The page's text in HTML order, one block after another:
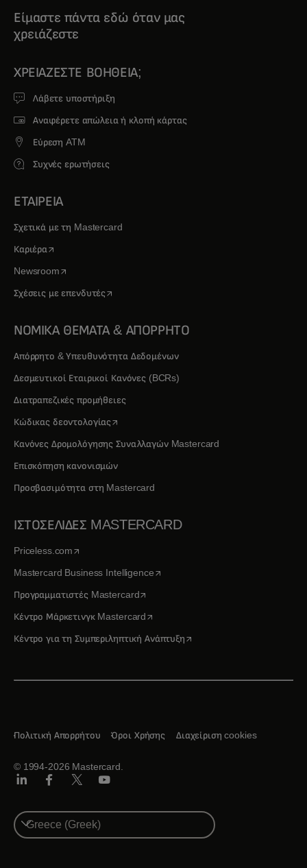
Είμαστε πάντα εδώ όταν μας
χρειάζεστε
ΧΡΕΙΆΖΕΣΤΕ ΒΟΉΘΕΙΑ;
Λάβετε υποστήριξη
Αναφέρετε απώλεια ή κλοπή κάρτας
Εύρεση ATM
Συχνές ερωτήσεις
ΕΤΑΙΡΕΙΑ
Σχετικά με τη Mastercard
Καριέραopens in a new tab
Newsroomopens in a new tab
Σχέσεις με επενδυτέςopens in a new tab
ΝΟΜΙΚΑ ΘΕΜΑΤΑ & ΑΠΟΡΡΗΤΟ
Απόρρητο & Υπευθυνότητα Δεδομένων
Δεσμευτικοί Εταιρικοί Κανόνες (BCRs)
Διατραπεζικές προμήθειες
Κώδικας δεοντολογίαςopens in a new tab
Κανόνες Δρομολόγησης Συναλλαγών Mastercard
Επισκόπηση κανονισμών
Προσβασιμότητα στη Mastercard
ΙΣΤΟΣΕΛΙΔΕΣ MASTERCARD
Priceless.comopens in a new tab
Mastercard Business Intelligenceopens in a new tab
Προγραμματιστές Mastercardopens in a new tab
Κέντρο Μάρκετινγκ Mastercardopens in a new tab
Κέντρο για τη Συμπεριληπτική Ανάπτυξηopens in a new tab
© 1994-2026 Mastercard.
Πολιτική Απορρήτου Όροι Χρήσης Διαχείριση cookies
Select
a
country